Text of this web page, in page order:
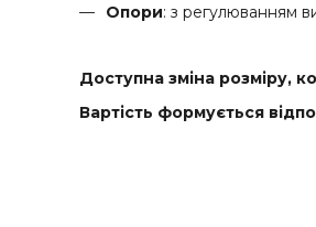
Опори: з регулюванням
Доступна зміна розміру,
Вартість формується